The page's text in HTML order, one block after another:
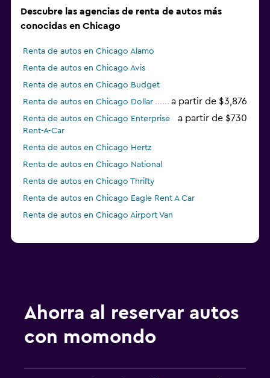
Descubre las agencias de renta de autos más
conocidas en Chicago
Renta de autos en Chicago Alamo
Renta de autos en Chicago Avis
Renta de autos en Chicago Budget
Renta de autos en Chicago Dollar
a partir de $3,876
Renta de autos en Chicago Enterprise
Rent-A-Car
a partir de $730
Renta de autos en Chicago Hertz
Renta de autos en Chicago National
Renta de autos en Chicago Thrifty
Renta de autos en Chicago Eagle Rent A Car
Renta de autos en Chicago Airport Van
Ahorra al reservar autos
con momondo